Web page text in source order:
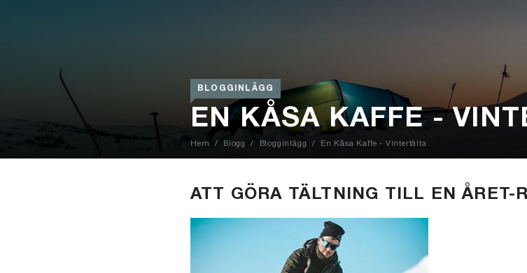
BLOGGINLÄGG
EN KÅSA KAFFE -
Hem Blogg Blogginlägg En Kåsa Kaffe - Vintertälta
ATT GÖRA TÄLTNING TILL EN ÅRET-